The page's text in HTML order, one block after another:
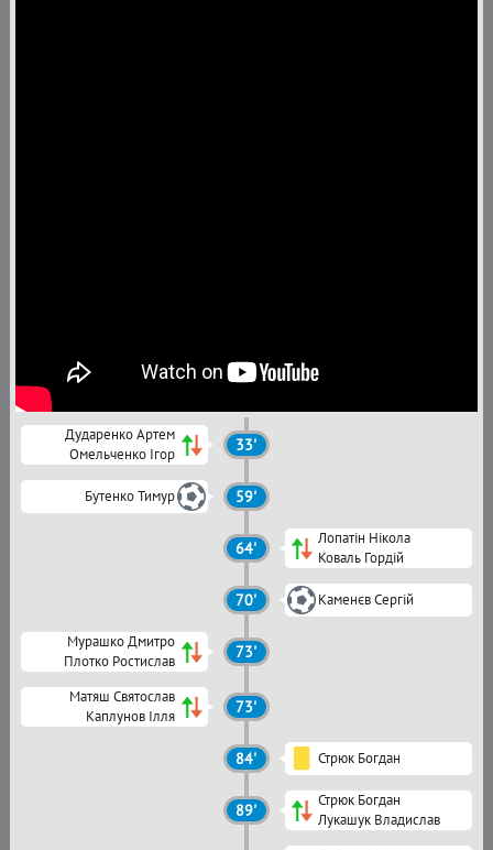
Дударенко Артем
Омельченко Ігор
33'
Бутенко Тимур 59'
64'
Лопатін Нікола
Коваль Гордій
70' Каменєв Сергій
Мурашко Дмитро
Плотко Ростислав
73'
Матяш Святослав
Каплунов Ілля
73'
84' Стрюк Богдан
89'
Стрюк Богдан
Лукашук Владислав